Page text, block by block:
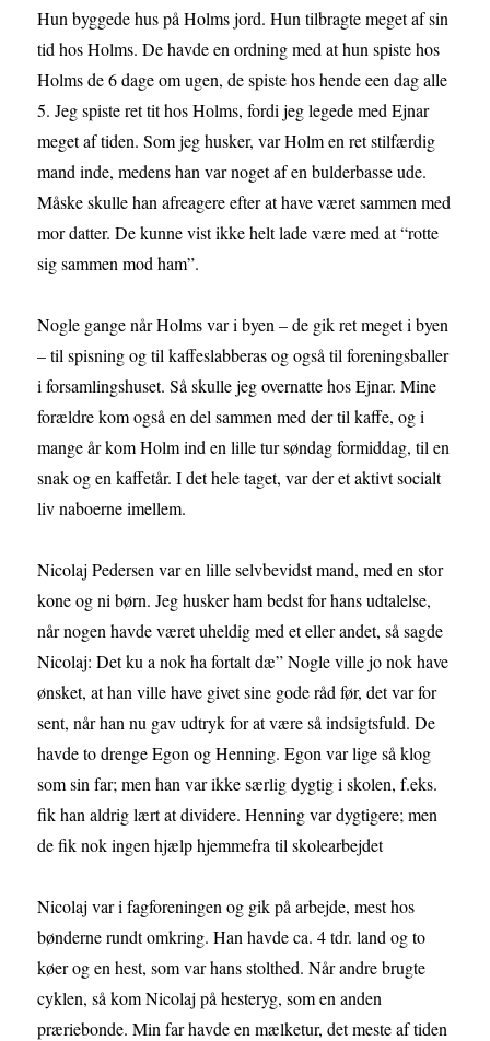
Hun byggede hus på Holms jord. Hun tilbragte meget af sin
tid hos Holms. De havde en ordning med at hun spiste hos
Holms de 6 dage om ugen, de spiste hos hende een dag alle
5. Jeg spiste ret tit hos Holms, fordi jeg legede med Ejnar
meget af tiden. Som jeg husker, var Holm en ret stilfærdig
mand inde, medens han var noget af en bulderbasse ude.
Måske skulle han afreagere efter at have været sammen med
mor datter. De kunne vist ikke helt lade være med at “rotte
sig sammen mod ham”.
Nogle gange når Holms var i byen – de gik ret meget i byen
– til spisning og til kaffeslabberas og også til foreningsballer
i forsamlingshuset. Så skulle jeg overnatte hos Ejnar. Mine
forældre kom også en del sammen med der til kaffe, og i
mange år kom Holm ind en lille tur søndag formiddag, til en
snak og en kaffetår. I det hele taget, var der et aktivt socialt
liv naboerne imellem.
Nicolaj Pedersen var en lille selvbevidst mand, med en stor
kone og ni børn. Jeg husker ham bedst for hans udtalelse,
når nogen havde været uheldig med et eller andet, så sagde
Nicolaj: Det ku a nok ha fortalt dæ” Nogle ville jo nok have
ønsket, at han ville have givet sine gode råd før, det var for
sent, når han nu gav udtryk for at være så indsigtsfuld. De
havde to drenge Egon og Henning. Egon var lige så klog
som sin far; men han var ikke særlig dygtig i skolen, f.eks.
fik han aldrig lært at dividere. Henning var dygtigere; men
de fik nok ingen hjælp hjemmefra til skolearbejdet
Nicolaj var i fagforeningen og gik på arbejde, mest hos
bønderne rundt omkring. Han havde ca. 4 tdr. land og to
køer og en hest, som var hans stolthed. Når andre brugte
cyklen, så kom Nicolaj på hesteryg, som en anden
præriebonde. Min far havde en mælketur, det meste af tiden